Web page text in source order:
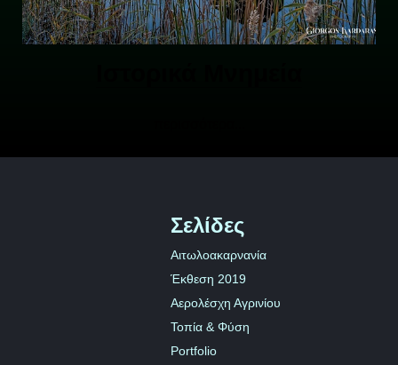
Σελίδες
Αιτωλοακαρνανία
Έκθεση 2019
Αερολέσχη Αγρινίου
Τοπία & Φύση
Portfolio